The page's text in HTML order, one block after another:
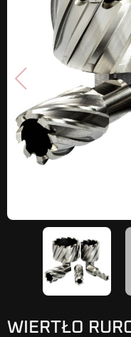
Poprzedni
WIERTŁO